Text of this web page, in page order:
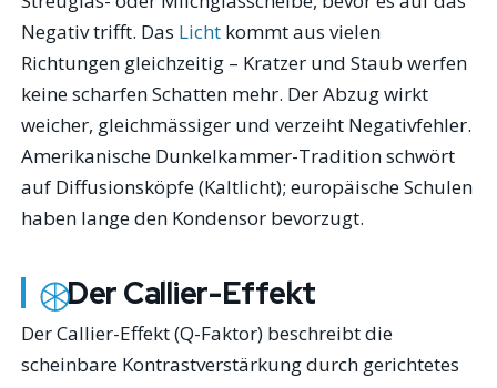
Negativ trifft. Das Licht kommt aus vielen
Richtungen gleichzeitig – Kratzer und Staub werfen
keine scharfen Schatten mehr. Der Abzug wirkt
weicher, gleichmässiger und verzeiht Negativfehler.
Amerikanische Dunkelkammer-Tradition schwört
auf Diffusionsköpfe (Kaltlicht); europäische Schulen
haben lange den Kondensor bevorzugt.
Der Callier-Effekt
Der Callier-Effekt (Q-Faktor) beschreibt die
scheinbare Kontrastverstärkung durch gerichtetes